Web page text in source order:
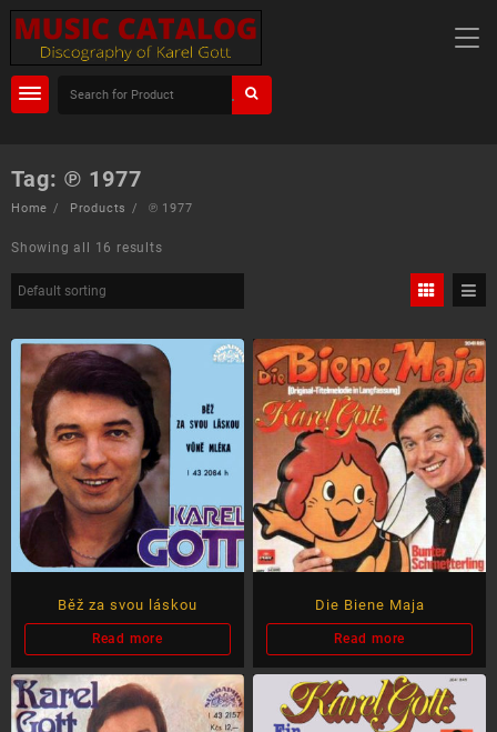
Skip
content
Tag: ℗ 1977
Home Products ℗ 1977
Showing all 16 results
Běž za svou láskou
Read more
Die Biene Maja
Read more